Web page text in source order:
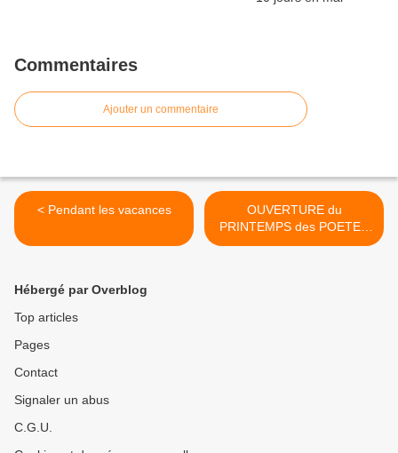
Commentaires
Ajouter un commentaire
< Pendant les vacances
OUVERTURE du
PRINTEMPS des POETES
11 mars >
Hébergé par Overblog
Top articles
Pages
Contact
Signaler un abus
C.G.U.